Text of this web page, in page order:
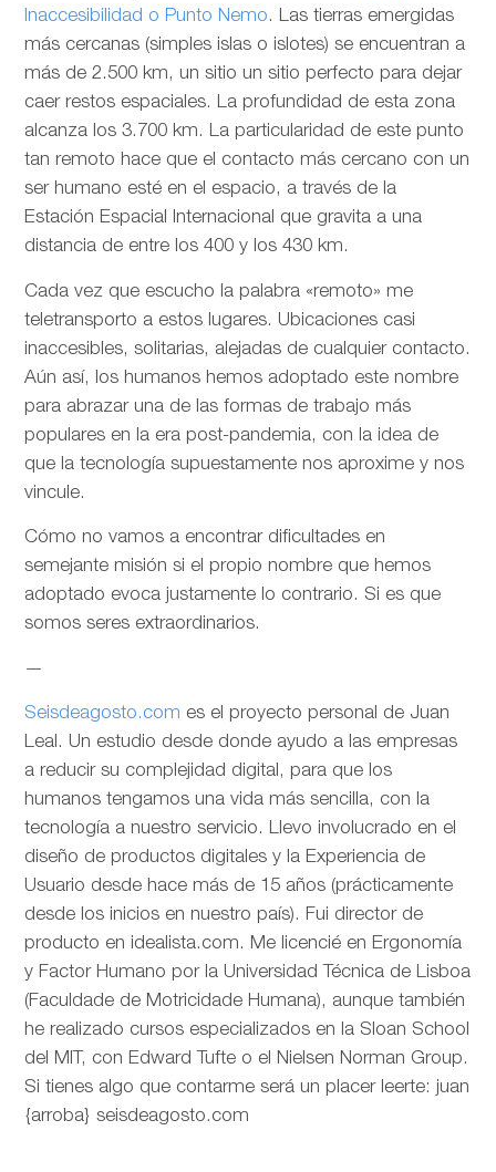
Inaccesibilidad o Punto Nemo. Las tierras emergidas
más cercanas (simples islas o islotes) se encuentran a
más de 2.500 km, un sitio un sitio perfecto para dejar
caer restos espaciales. La profundidad de esta zona
alcanza los 3.700 km. La particularidad de este punto
tan remoto hace que el contacto más cercano con un
ser humano esté en el espacio, a través de la
Estación Espacial Internacional que gravita a una
distancia de entre los 400 y los 430 km.
Cada vez que escucho la palabra «remoto» me
teletransporto a estos lugares. Ubicaciones casi
inaccesibles, solitarias, alejadas de cualquier contacto.
Aún así, los humanos hemos adoptado este nombre
para abrazar una de las formas de trabajo más
populares en la era post-pandemia, con la idea de
que la tecnología supuestamente nos aproxime y nos
vincule.
Cómo no vamos a encontrar dificultades en
semejante misión si el propio nombre que hemos
adoptado evoca justamente lo contrario. Si es que
somos seres extraordinarios.
—
Seisdeagosto.com es el proyecto personal de Juan
Leal. Un estudio desde donde ayudo a las empresas
a reducir su complejidad digital, para que los
humanos tengamos una vida más sencilla, con la
tecnología a nuestro servicio. Llevo involucrado en el
diseño de productos digitales y la Experiencia de
Usuario desde hace más de 15 años (prácticamente
desde los inicios en nuestro país). Fui director de
producto en idealista.com. Me licencié en Ergonomía
y Factor Humano por la Universidad Técnica de Lisboa
(Faculdade de Motricidade Humana), aunque también
he realizado cursos especializados en la Sloan School
del MIT, con Edward Tufte o el Nielsen Norman Group.
Si tienes algo que contarme será un placer leerte: juan
{arroba} seisdeagosto.com